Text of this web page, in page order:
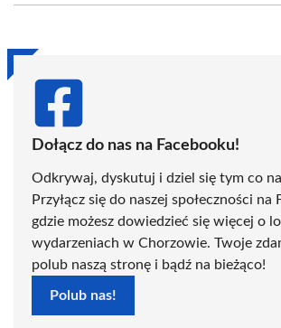
(Twitter)
Dołącz do nas na Facebooku!
Odkrywaj, dyskutuj i dziel się tym co
Przyłącz się do naszej społeczności na
gdzie możesz dowiedzieć się więcej o
wydarzeniach w Chorzowie. Twoje
polub naszą stronę i bądź na bieżąco!
Polub nas!